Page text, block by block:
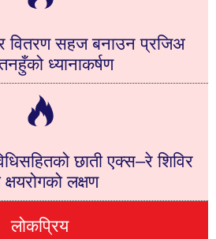
लोकप्रिय
वितरण सहज बनाउन प्रजिअ
ध्यानाकर्षण
छाती एक्स–रे शिविर
लक्षण